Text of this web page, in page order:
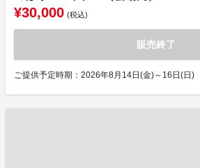
¥30,000 (税込)
販売終了
ご提供予定時期：2026年8月14日(金)～16日(日)